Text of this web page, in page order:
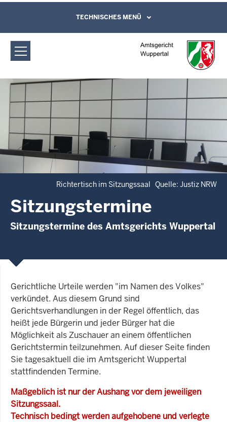
Amtsgericht Wuppertal:
Sitzungstermine
Direkt zum Inhalt
Leichte Sprache, Gebärdensprachenvideo
und Kontaktformular
TECHNISCHES MENÜ
Richtertisch im Sitzungssaal Quelle: Justiz NRW
Sitzungstermine
Sitzungstermine des Amtsgerichts Wuppertal
Gerichtliche Urteile werden "im Namen des Volkes"
verkündet. Aus diesem Grund sind
Gerichtsverhandlungen in der Regel öffentlich, das
heißt jede Bürgerin und jeder Bürger hat die
Möglichkeit als Zuschauer an einem öffentlichen
Gerichtstermin teilzunehmen. Auf dieser Seite finden
Sie tagesaktuell die im Amtsgericht Wuppertal
stattfindenden Termine.
Maßgeblich ist nur der Aushang vor dem jeweiligen
Sitzungssaal.
Technisch bedingt werden aufgehobene und verlegte